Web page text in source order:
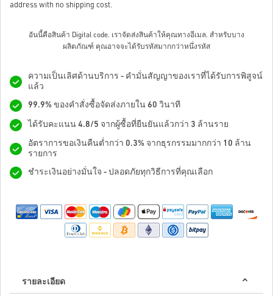
address with no shipping cost.
อันนี้คือสินค้า Digital code. เราจัดส่งสินค้าให้คุณทางอีเมล. สำหรับบาง
ผลิตภัณฑ์ คุณอาจจะได้รับรหัสมากกว่าหนึ่งรหัส
ความเป็นเลิศด้านบริการ - คำมั่นสัญญาของเราที่ได้รับการพิสูจน์
แล้ว
99.9% ของคำสั่งซื้อจัดส่งภายใน 60 วินาที
ได้รับคะแนน 4.8/5 จากผู้ซื้อที่ยืนยันแล้วกว่า 3 ล้านราย
อัตราการขอเงินคืนต่ำกว่า 0.3% จากธุรกรรมมากกว่า 10 ล้าน
รายการ
ชำระเงินอย่างมั่นใจ - ปลอดภัยทุกวิธีการที่คุณเลือก
รายละเอียด